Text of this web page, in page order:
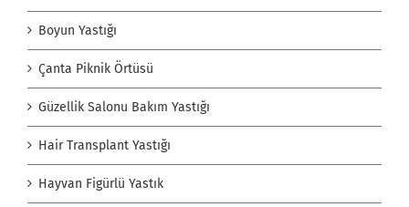
Boyun Yastığı
Çanta Piknik Örtüsü
Güzellik Salonu Bakım Yastığı
Hair Transplant Yastığı
Hayvan Figürlü Yastık